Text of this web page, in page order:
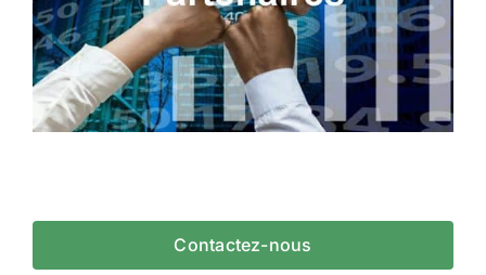
Contactez-nous